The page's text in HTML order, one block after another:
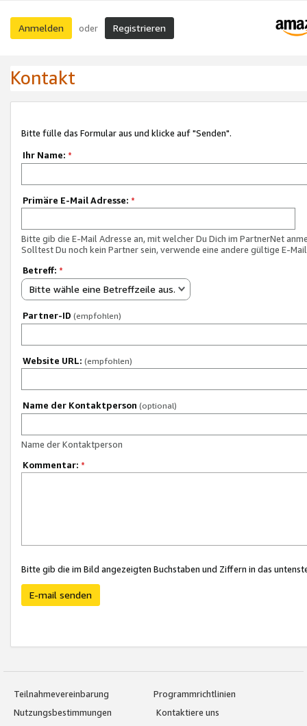
Anmelden oder Registrieren
Kontakt
Bitte fülle das Formular aus und klicke auf "Senden".
Ihr Name: *
Primäre E-Mail Adresse: *
Bitte gib die E-Mail Adresse an, mit welcher Du Dich im PartnerNet
Solltest Du noch kein Partner sein, verwende eine andere gültige E-
Betreff: *
Bitte wähle eine Betreffzeile aus.
Partner-ID (empfohlen)
Website URL: (empfohlen)
Name der Kontaktperson (optional)
Name der Kontaktperson
Kommentar: *
Bitte gib die im Bild angezeigten Buchstaben und Ziffern in das
E-mail senden
Teilnahmevereinbarung
Programmrichtlinien
Nutzungsbestimmungen
Kontaktiere uns